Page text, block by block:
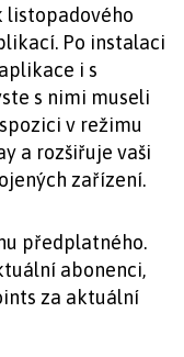
listopadového
Po instalaci
i s
s nimi museli
v režimu
a rozšiřuje vaši
zařízení.
předplatného.
abonenci,
za aktuální